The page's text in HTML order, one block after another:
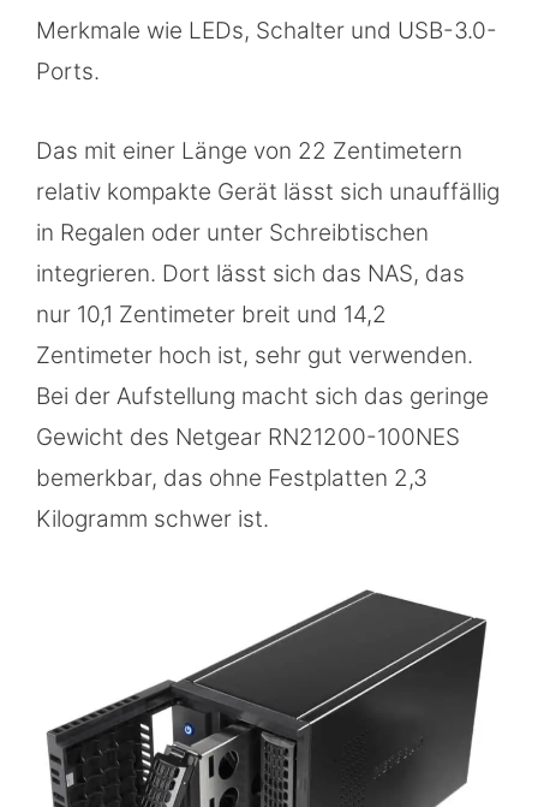
Merkmale wie LEDs, Schalter und USB-3.0-
Ports.
Das mit einer Länge von 22 Zentimetern
relativ kompakte Gerät lässt sich unauffällig
in Regalen oder unter Schreibtischen
integrieren. Dort lässt sich das NAS, das
nur 10,1 Zentimeter breit und 14,2
Zentimeter hoch ist, sehr gut verwenden.
Bei der Aufstellung macht sich das geringe
Gewicht des Netgear RN21200-100NES
bemerkbar, das ohne Festplatten 2,3
Kilogramm schwer ist.